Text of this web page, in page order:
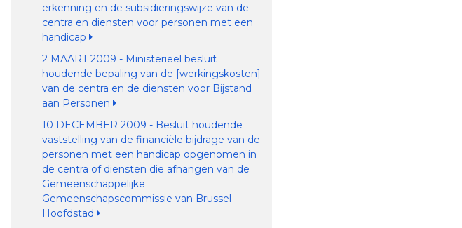
erkenning en de subsidiëringswijze van de
centra en diensten voor personen met een
handicap
2 MAART 2009 - Ministerieel besluit
houdende bepaling van de [werkingskosten]
van de centra en de diensten voor Bijstand
aan Personen
10 DECEMBER 2009 - Besluit houdende
vaststelling van de financiële bijdrage van de
personen met een handicap opgenomen in
de centra of diensten die afhangen van de
Gemeenschappelijke
Gemeenschapscommissie van Brussel-
Hoofdstad